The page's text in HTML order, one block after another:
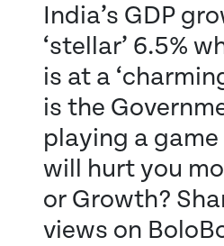
India’s GDP
‘stellar’ 6.5%
is at a
is the
playing a
will hurt you
or Growth?
views on